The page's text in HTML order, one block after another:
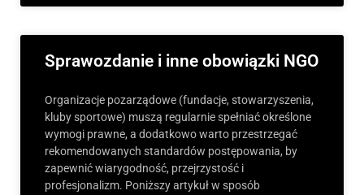
Sprawozdanie i inne obowiązki NGO
Organizacje pozarządowe (fundacje, stowarzyszenia,
kluby sportowe) muszą regularnie spełniać określone
wymogi prawne, a dodatkowo warto przestrzegać
rekomendowanych standardów postępowania, by
zapewnić wiarygodność, przejrzystość i
profesjonalizm. Poniższy artykuł w sposób